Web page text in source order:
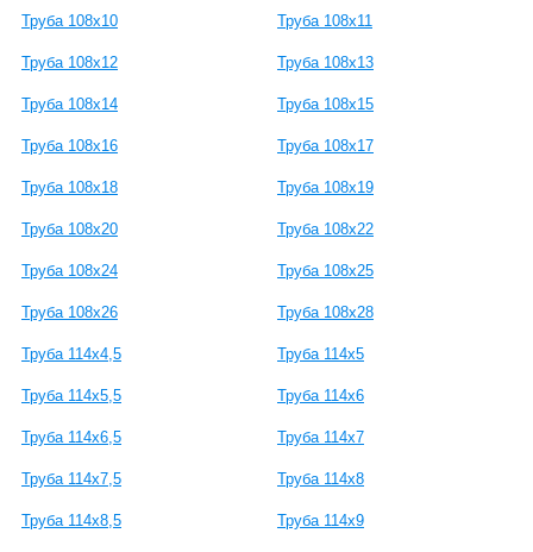
Труба 108x10 Труба 108x11
Труба 108x12 Труба 108x13
Труба 108x14 Труба 108x15
Труба 108x16 Труба 108x17
Труба 108x18 Труба 108x19
Труба 108x20 Труба 108x22
Труба 108x24 Труба 108x25
Труба 108x26 Труба 108x28
Труба 114x4,5 Труба 114x5
Труба 114x5,5 Труба 114x6
Труба 114x6,5 Труба 114x7
Труба 114x7,5 Труба 114x8
Труба 114x8,5 Труба 114x9